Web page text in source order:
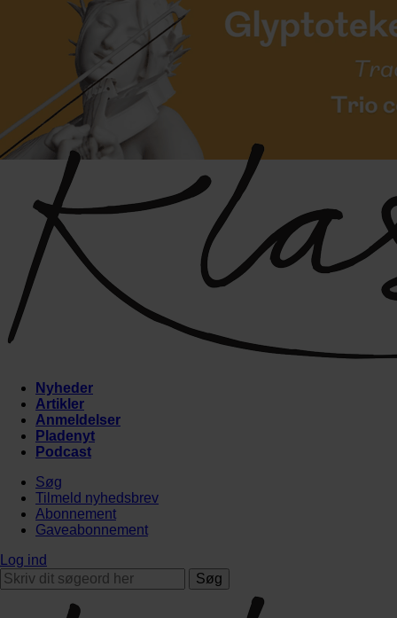
Nyheder
Artikler
Anmeldelser
Pladenyt
Podcast
Søg
Tilmeld nyhedsbrev
Abonnement
Gaveabonnement
Log ind
Søg